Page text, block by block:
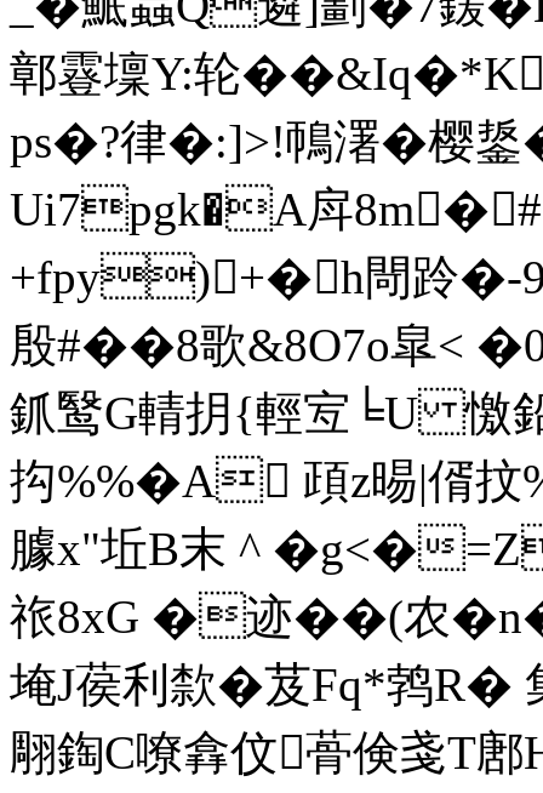
鄣霯壈Y:轮
ps�?律�:]>!鳾濖�樱鋬
Ui7pgk�A戽
+fpy)+�h閜跉�-
殷#��8歌&8O7o皐<
釽鹥G輤抈{輕宐╘U 憿
抅%%�A 頙z晹|偦抆
臄x"坵B末 ^ �g<�
祣8xG �迹��(农�
埯J葔利歀�芨Fq*鹁R�
翢鋾C嘹 搻伩蓇倹 戔